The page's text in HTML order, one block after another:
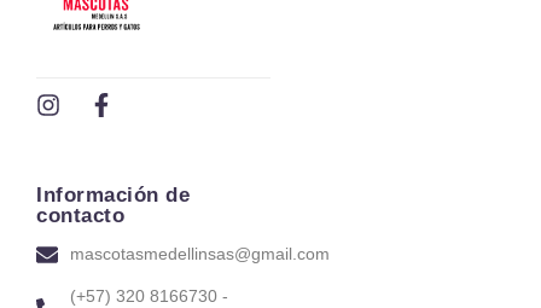
Información de
contacto
mascotasmedellinsas@gmail.com
(+57) 320 8166730 -